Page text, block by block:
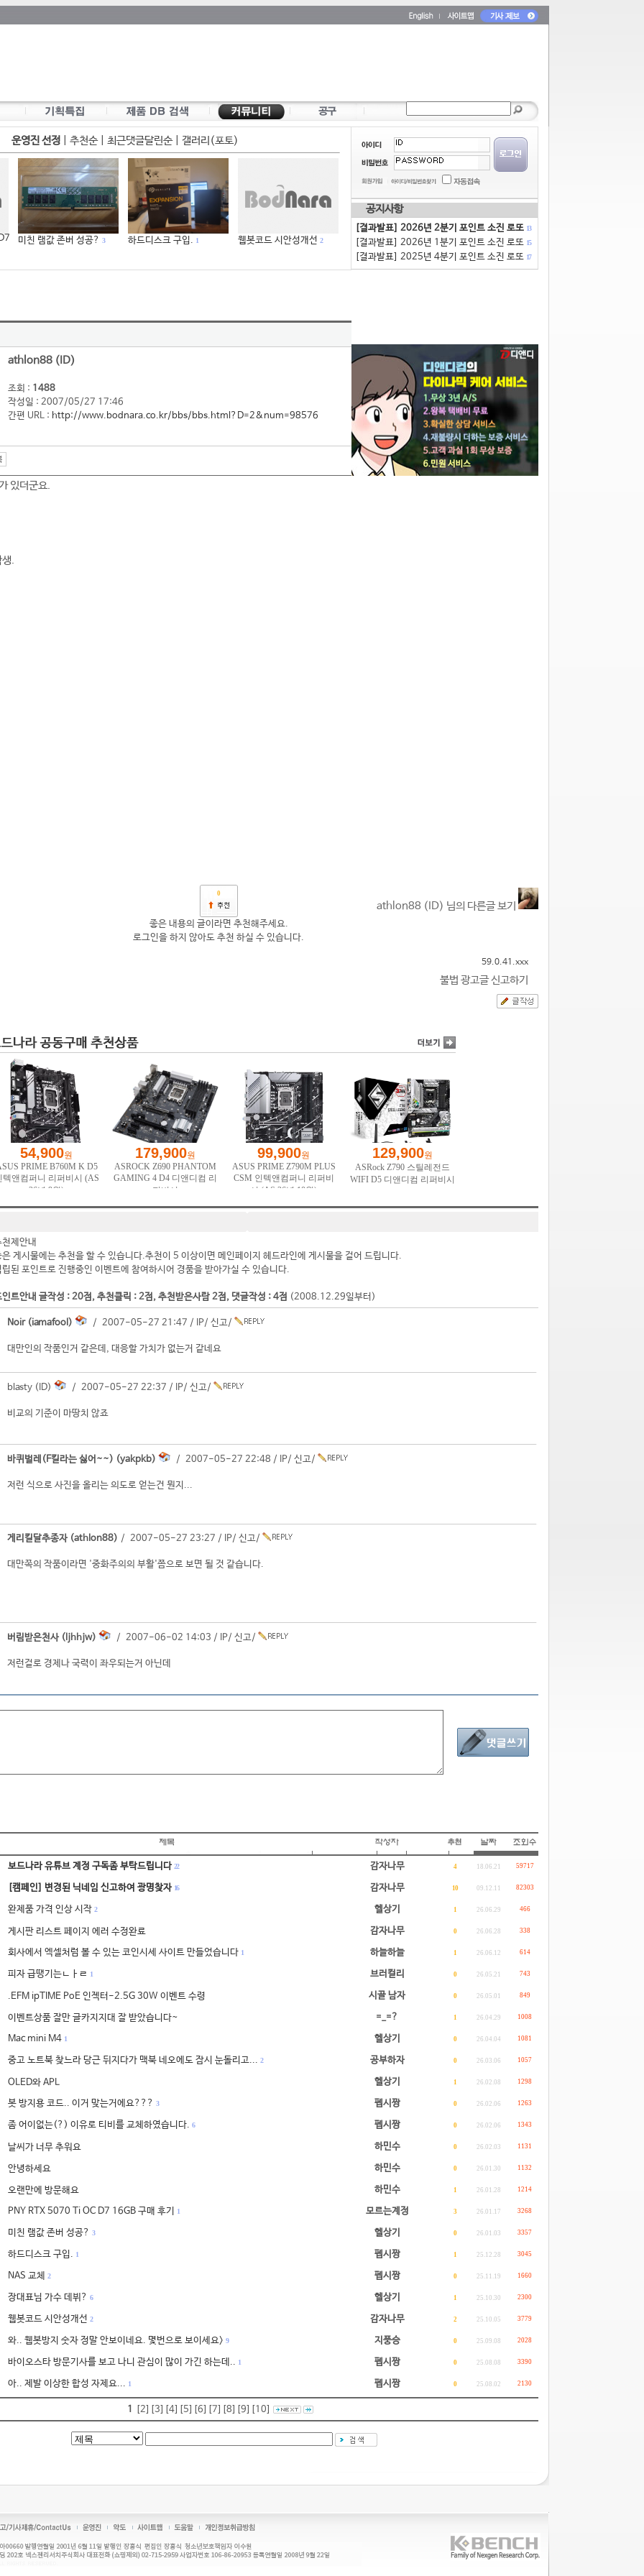
운영진 선정 추천순| 최근댓글달린순| 갤러리(포토)
미친 램값 존버 성공? 3 하드디스크 구입. 1 웹봇코드 시안성개선 2
공지사항
[결과발표] 2026년 2분기 포인트 소진 로또 13
[결과발표] 2026년 1분기 포인트 소진 로또 15
[결과발표] 2025년 4분기 포인트 소진 로또 17
athlon88 (ID)
조회 : 1488
작성일 : 2007/05/27 17:46
간편 URL : http://www.bodnara.co.kr/bbs/bbs.html?D=2&num=98576
있더군요.
.
0
athlon88 (ID) 님의 다른글 보기
좋은 내용의 글이라면 추천해주세요.
로그인을 하지 않아도 추천 하실 수 있습니다.
59.0.41.xxx
불법 광고글 신고하기
천제안내
은 게시물에는 추천을 할 수 있습니다.추천이 5 이상이면 메인페이지 헤드라인에 게시물을 걸어 드립니다.
립된 포인트로 진행중인 이벤트에 참여하시어 경품을 받아가실 수 있습니다.
인트안내 글작성 : 20점, 추천클릭 : 2점, 추천받은사람 2점, 댓글작성 : 4점 (2008.12.29일부터)
Noir (iamafool) / 2007-05-27 21:47 / IP/ 신고/
대만인의 작품인거 같은데, 대응할 가치가 없는거 같네요
blasty (ID) / 2007-05-27 22:37 / IP/ 신고/
비교의 기준이 마땅치 않죠
바퀴벌레(F킬라는 싫어~~) (yakpkb) / 2007-05-27 22:48 / IP/ 신고/
저런 식으로 사진을 올리는 의도로 얻는건 뭔지...
게리킬달추종자 (athlon88) / 2007-05-27 23:27 / IP/ 신고/
대만쪽의 작품이라면 '중화주의의 부활'쯤으로 보면 될 것 같습니다.
버림받은천사 (ljhhjw) / 2007-06-02 14:03 / IP/ 신고/
저런걸로 경제나 국력이 좌우되는거 아닌데
보드나라 유튜브 계정 구독좀 부탁드립니다 22 감자나무 4 18.06.21 59717
[캠페인] 변경된 닉네임 신고하여 광명찾자 16 감자나무 10 09.12.11 82303
완제품 가격 인상 시작 2 헬상기 1 26.06.29 466
게시판 리스트 페이지 에러 수정완료 감자나무 0 26.06.28 338
회사에서 엑셀처럼 볼 수 있는 코인시세 사이트 만들었습니다 1 하늘하늘 1 26.06.12 614
피자 급땡기는ㄴㅏㄹ 1 브러컬리 0 26.05.21 743
.EFM ipTIME PoE 인젝터-2.5G 30W 이벤트 수령 시골 남자 0 26.05.01 849
이벤트상품 잘만 글카지지대 잘 받았습니다~ =_=? 1 26.04.29 1008
Mac mini M4 1 헬상기 0 26.04.04 1081
중고 노트북 찾느라 당근 뒤지다가 맥북 네오에도 잠시 눈돌리고... 2 공부하자 0 26.03.06 1057
OLED와 APL 헬상기 1 26.02.08 1298
봇 방지용 코드.. 이거 맞는거에요??? 3 펩시짱 0 26.02.06 1263
좀 어이없는(?) 이유로 티비를 교체하였습니다. 6 펩시짱 0 26.02.06 1343
날씨가 너무 추워요 하민수 0 26.02.03 1131
안녕하세요 하민수 0 26.01.30 1132
오랜만에 방문해요 하민수 1 26.01.28 1214
PNY RTX 5070 Ti OC D7 16GB 구매 후기 1 모르는계정 3 26.01.17 3268
미친 램값 존버 성공? 3 헬상기 0 26.01.03 3357
하드디스크 구입. 1 펩시짱 1 25.12.28 3045
NAS 교체 2 펩시짱 0 25.11.19 1660
장대표님 가수 데뷔? 6 헬상기 1 25.10.30 2300
웹봇코드 시안성개선 2 감자나무 2 25.10.05 3779
와.. 웹봇방지 숫자 정말 안보이네요. 몇번으로 보이세요> 9 지풍승 0 25.09.08 2028
바이오스타 방문기사를 보고 나니 관심이 많이 가긴 하는데.. 1 펩시짱 0 25.08.08 3390
아.. 제발 이상한 합성 자제요... 1 펩시짱 0 25.08.02 2130
1 [2] [3] [4] [5] [6] [7] [8] [9] [10]